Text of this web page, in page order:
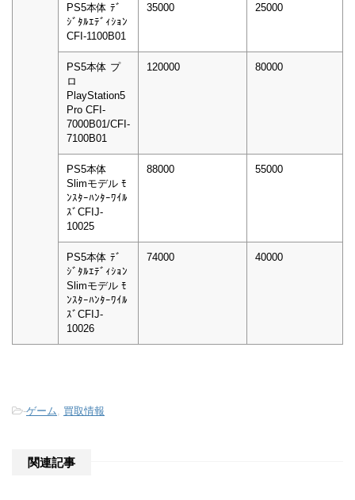
PS5本体 ﾃﾞ
ｼﾞﾀﾙｴﾃﾞｨｼｮﾝ
CFI-1100B01
35000 25000
PS5本体 プ
ロ
PlayStation5
Pro CFI-
7000B01/CFI-
7100B01
120000 80000
PS5本体
Slimモデル ﾓ
ﾝｽﾀｰﾊﾝﾀｰﾜｲﾙ
ｽﾞCFIJ-
10025
88000 55000
PS5本体 ﾃﾞ
ｼﾞﾀﾙｴﾃﾞｨｼｮﾝ
Slimモデル ﾓ
ﾝｽﾀｰﾊﾝﾀｰﾜｲﾙ
ｽﾞCFIJ-
10026
74000 40000
-ゲーム 買取情報
関連記事